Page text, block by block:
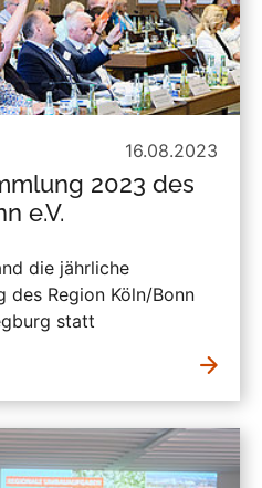
16.08.2023
2023 des
e.V.
die jährliche
des Region Köln/Bonn
statt